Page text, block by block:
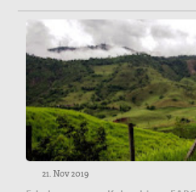
21. Nov 2019